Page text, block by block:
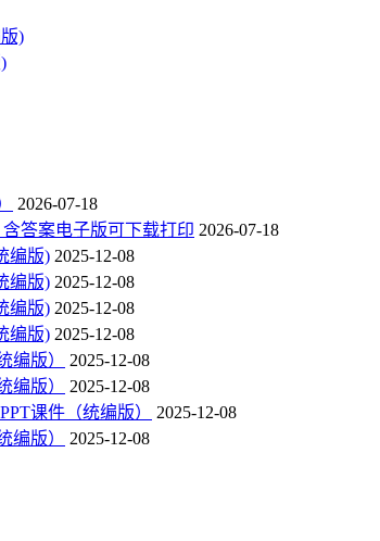
2026-07-18
答案电子版可下载打印 2026-07-18
编版) 2025-12-08
编版) 2025-12-08
编版) 2025-12-08
编版) 2025-12-08
编版）
2025-12-08
编版）
2025-12-08
课件（统编版）
2025-12-08
编版）
2025-12-08